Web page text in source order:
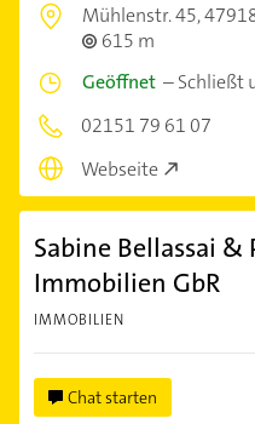
Mühlenstr. 45,
615 m
Geöffnet –Schließt
02151 79 61 07
Webseite
Sabine Bellassai &
Immobilien GbR
IMMOBILIEN
Chat starten